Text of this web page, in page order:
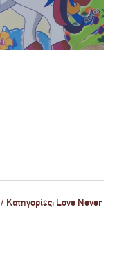
Κατηγορίες: Love Never